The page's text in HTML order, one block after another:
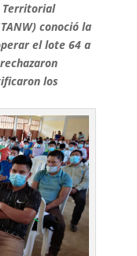
Territorial
conoció la
el lote 64 a
los